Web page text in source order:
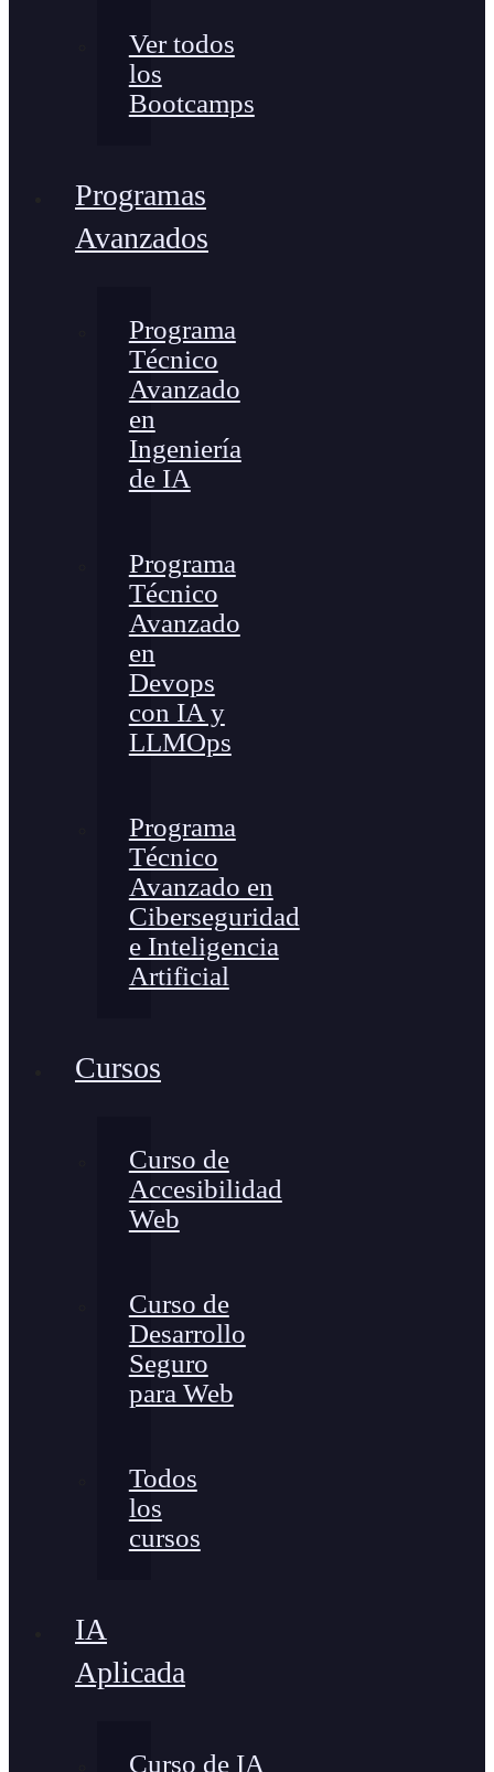
Ver todos
los
Bootcamps
Programas
Avanzados
Programa
Técnico
Avanzado
en
Ingeniería
de IA
Programa
Técnico
Avanzado
en
Devops
con IA y
LLMOps
Programa
Técnico
Avanzado en
Ciberseguridad
e Inteligencia
Artificial
Cursos
Curso de
Accesibilidad
Web
Curso de
Desarrollo
Seguro
para Web
Todos
los
cursos
IA
Aplicada
Curso de IA